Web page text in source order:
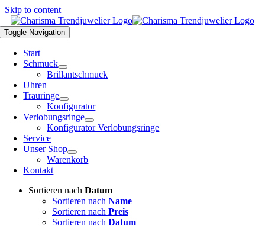
Skip to content
Toggle Navigation
Start
Schmuck
Brillantschmuck
Uhren
Trauringe
Konfigurator
Verlobungsringe
Konfigurator Verlobungsringe
Service
Unser Shop
Warenkorb
Kontakt
Sortieren nach Datum
Sortieren nach Name
Sortieren nach Preis
Sortieren nach Datum